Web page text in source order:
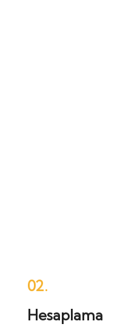
02.
Hesaplama